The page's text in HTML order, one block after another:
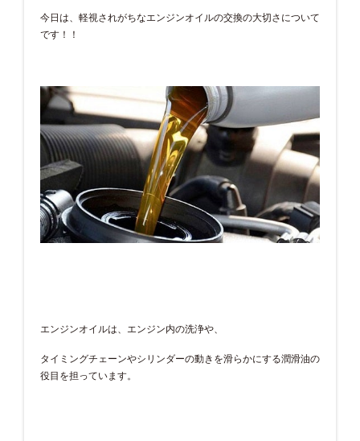
今日は、軽視されがちなエンジンオイルの交換の大切さについて
です！！
エンジンオイルは、エンジン内の洗浄や、
タイミングチェーンやシリンダーの動きを滑らかにする潤滑油の
役目を担っています。